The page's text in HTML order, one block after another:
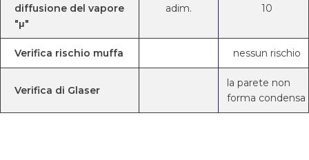
diffusione del vapore
"μ"
adim. 10
Verifica rischio muffa nessun rischio
Verifica di Glaser
la parete non
forma condensa